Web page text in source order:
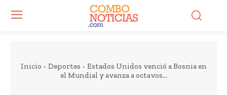
Inicio Deportes
Estados Unidos venció a Bosnia en
el Mundial y avanza a octavos...